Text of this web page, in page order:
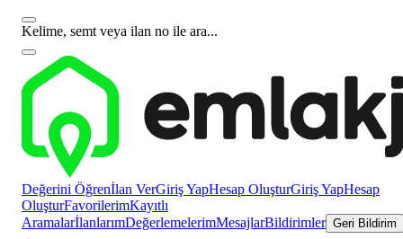
Kelime, semt veya ilan no ile ara...
Değerini Öğrenİlan VerGiriş YapHesap OluşturGiriş YapHesap
OluşturFavorilerimKayıtlı
AramalarİlanlarımDeğerlemelerimMesajlarBildirimler Geri Bildirim